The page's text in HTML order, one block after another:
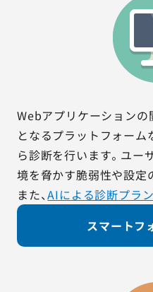
Webアプリケーションの
となるプラットフォーム
ら診断を行います。ユー
境を脅かす脆弱性や設定
また、AIによる診断プラン
スマートフ